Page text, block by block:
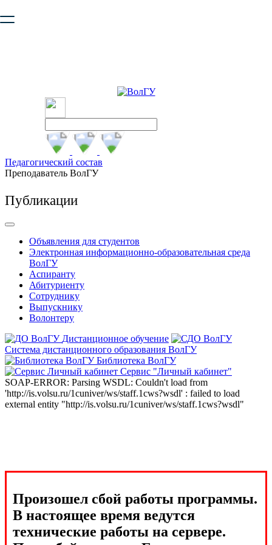
безопасную работу с сайтом. Пожалуйста
Педагогический состав
Преподаватель ВолГУ
Публикации
Объявления для студентов
Электронная информационно-образовательная среда
ВолГУ
Аспиранту
Абитуриенту
Сотруднику
Выпускнику
Волонтеру
Дистанционное обучение
Система дистанционного образования ВолГУ
Библиотека ВолГУ
Сервис "Личный кабинет"
SOAP-ERROR: Parsing WSDL: Couldn't load from
'http://is.volsu.ru/1cuniver/ws/staff.1cws?wsdl' : failed to load
external entity "http://is.volsu.ru/1cuniver/ws/staff.1cws?wsdl"
Произошел сбой работы программы.
В настоящее время ведутся
технические работы на сервере.